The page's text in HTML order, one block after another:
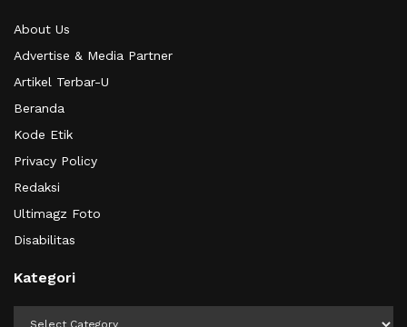
About Us
Advertise & Media Partner
Artikel Terbar-U
Beranda
Kode Etik
Privacy Policy
Redaksi
Ultimagz Foto
Disabilitas
Kategori